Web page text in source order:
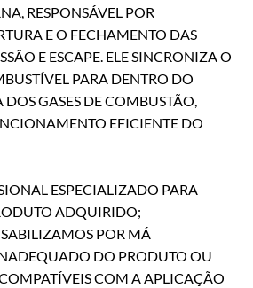
RESPONSÁVEL POR
E O FECHAMENTO DAS
E ESCAPE. ELE SINCRONIZA O
PARA DENTRO DO
GASES DE COMBUSTÃO,
EFICIENTE DO
ESPECIALIZADO PARA
ADQUIRIDO;
POR MÁ
DO PRODUTO OU
COM A APLICAÇÃO